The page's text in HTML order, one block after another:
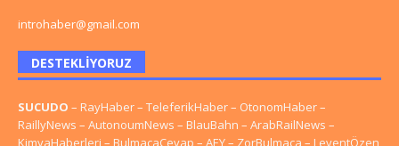
introhaber@gmail.com
DESTEKLIYORUZ
SUCUDO – RayHaber– TeleferikHaber– OtonomHaber–
RaillyNews – AutonoumNews – BlauBahn – ArabRailNews –